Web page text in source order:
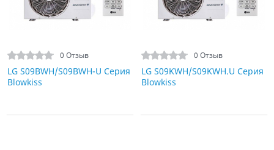
0 Отзыв
LG S09BWH/S09BWH-U Серия
Blowkiss
0 Отзыв
LG S09KWH/S09KWH.U Серия
Blowkiss